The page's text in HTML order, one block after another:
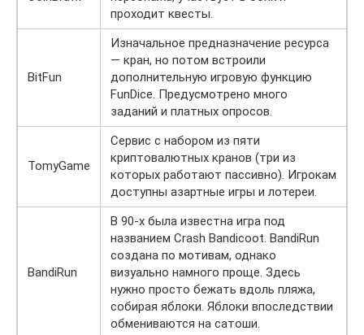
проходит квесты.
BitFun
Изначальное предназначение ресурса
— кран, но потом встроили
дополнительную игровую функцию
FunDice. Предусмотрено много
заданий и платных опросов.
TomyGame
Сервис с набором из пяти
криптовалютных кранов (три из
которых работают пассивно). Игрокам
доступны азартные игры и лотереи.
BandiRun
В 90-х была известна игра под
названием Crash Bandicoot. BandiRun
создана по мотивам, однако
визуально намного проще. Здесь
нужно просто бежать вдоль пляжа,
собирая яблоки. Яблоки впоследствии
обмениваются на сатоши.